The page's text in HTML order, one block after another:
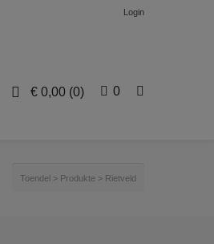
Login
€ 0,00 (0) 0
Toendel > Produkte > Rietveld